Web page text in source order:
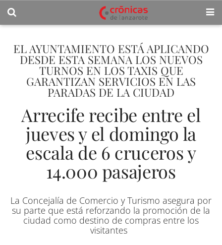
EL AYUNTAMIENTO ESTÁ APLICANDO
DESDE ESTA SEMANA LOS NUEVOS
TURNOS EN LOS TAXIS QUE
GARANTIZAN SERVICIOS EN LAS
PARADAS DE LA CIUDAD
Arrecife recibe entre el
jueves y el domingo la
escala de 6 cruceros y
14.000 pasajeros
La Concejalía de Comercio y Turismo asegura por
su parte que está reforzando la promoción de la
ciudad como destino de compras entre los
visitantes